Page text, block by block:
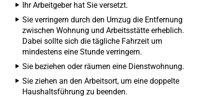
Ihr Arbeitgeber hat Sie versetzt.
Sie verringern durch den Umzug die Entfernung
zwischen Wohnung und Arbeitsstätte erheblich.
Dabei sollte sich die tägliche Fahrzeit um
mindestens eine Stunde verringern.
Sie beziehen oder räumen eine Dienstwohnung.
Sie ziehen an den Arbeitsort, um eine doppelte
Haushaltsführung zu beenden.